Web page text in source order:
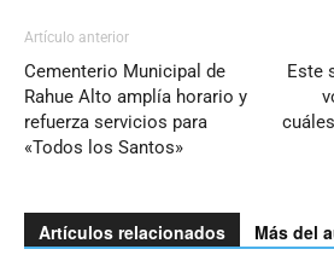
Artículo anterior
Cementerio Municipal de
Rahue Alto amplía horario y
refuerza servicios para
«Todos los Santos»
Este
Artículos relacionados Más del